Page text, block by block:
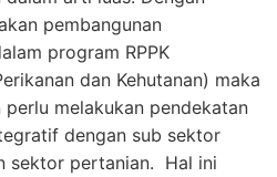
pembangunan
program RPPK
dan Kehutanan) maka
melakukan pendekatan
dengan sub sektor
sektor pertanian. Hal ini